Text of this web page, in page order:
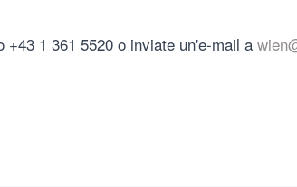
1 361 5520 o inviate un'e-mail a